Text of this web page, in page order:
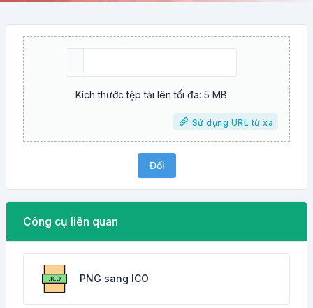
Kích thước tệp tải lên tối đa: 5 MB
Sử dụng URL từ xa
Đổi
Công cụ liên quan
PNG sang ICO